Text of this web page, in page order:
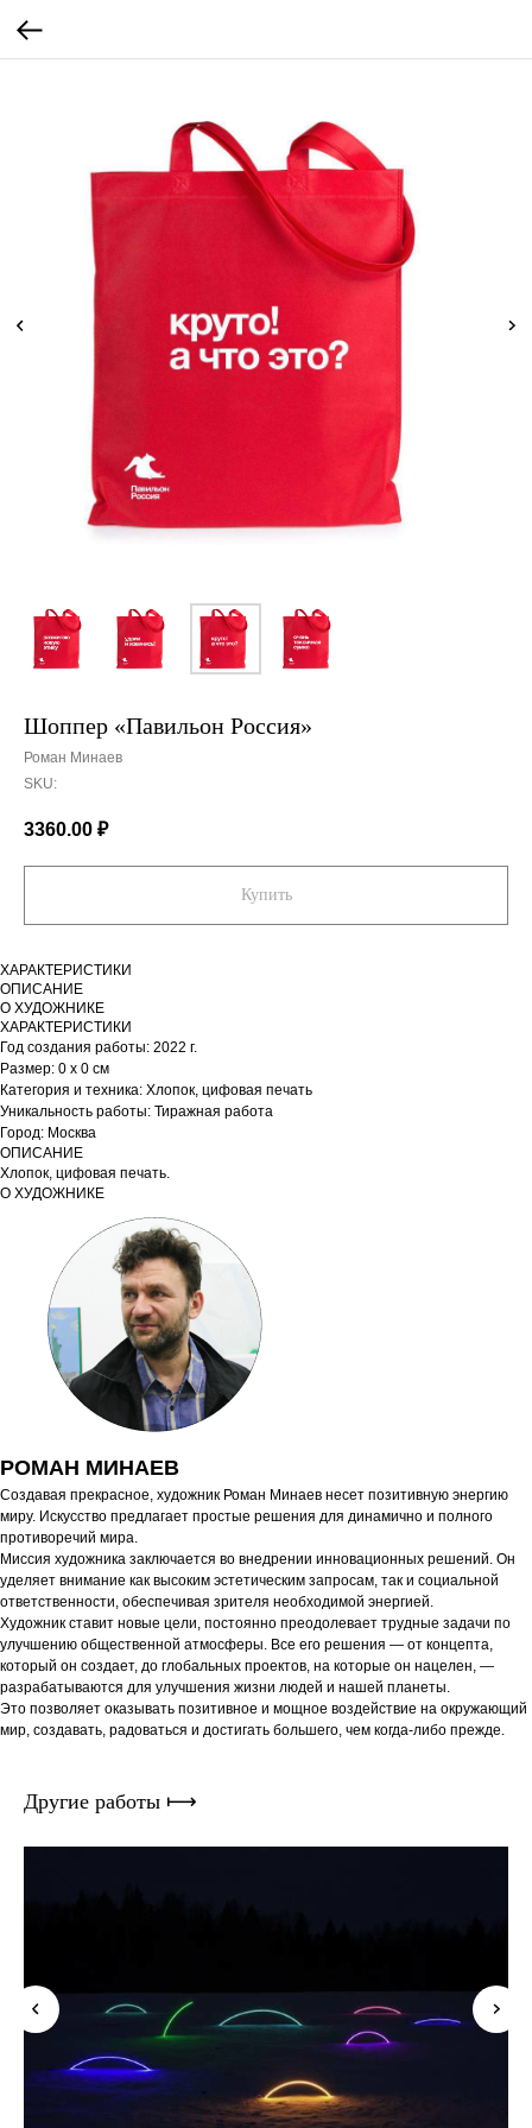
Шоппер «Павильон Россия»
Роман Минаев
SKU:
3360.00 ₽
Купить
ХАРАКТЕРИСТИКИ
ОПИСАНИЕ
О ХУДОЖНИКЕ
ХАРАКТЕРИСТИКИ
Год создания работы: 2022 г.
Размер: 0 x 0 см
Категория и техника: Хлопок, цифовая печать
Уникальность работы: Тиражная работа
Город: Москва
ОПИСАНИЕ
Хлопок, цифовая печать.
О ХУДОЖНИКЕ
РОМАН МИНАЕВ
Создавая прекрасное, художник Роман Минаев несет позитивную энергию
миру. Искусство предлагает простые решения для динамично и полного
противоречий мира.
Миссия художника заключается во внедрении инновационных решений. Он
уделяет внимание как высоким эстетическим запросам, так и социальной
ответственности, обеспечивая зрителя необходимой энергией.
Художник ставит новые цели, постоянно преодолевает трудные задачи по
улучшению общественной атмосферы. Все его решения — от концепта,
который он создает, до глобальных проектов, на которые он нацелен, —
разрабатываются для улучшения жизни людей и нашей планеты.
Это позволяет оказывать позитивное и мощное воздействие на окружающий
мир, создавать, радоваться и достигать большего, чем когда-либо прежде.
Другие работы ⟼